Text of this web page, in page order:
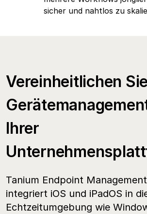
sicher und nahtlos zu
Vereinheitlichen
Ihrer
Tanium Endpoint
integriert iOS und iPadOS in
Echtzeitumgebung wie